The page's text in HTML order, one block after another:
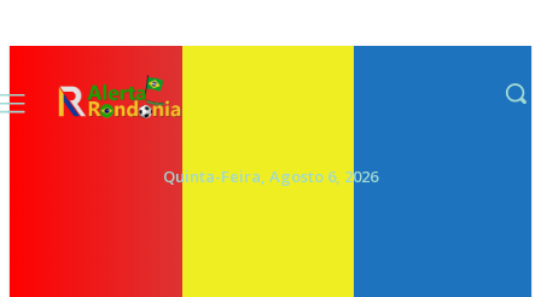
Quinta-Feira, Agosto 6, 2026